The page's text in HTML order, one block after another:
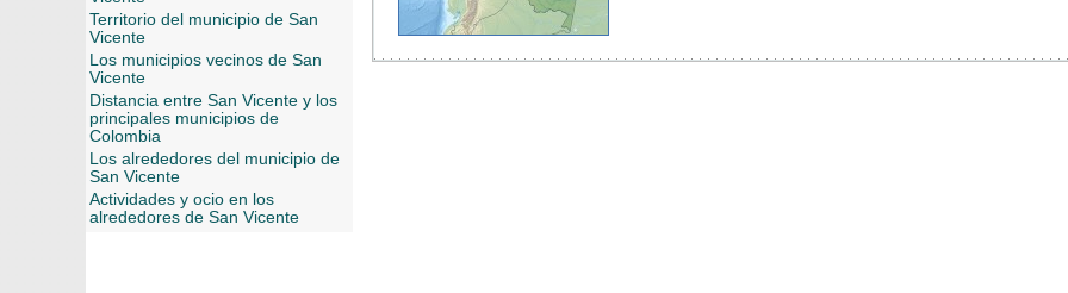
Territorio del municipio de San
Vicente
Los municipios vecinos de San
Vicente
Distancia entre San Vicente y los
principales municipios de
Colombia
Los alrededores del municipio de
San Vicente
Actividades y ocio en los
alrededores de San Vicente